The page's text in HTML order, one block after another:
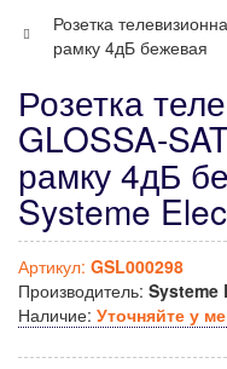
Розетка
рамку 4дБ бежевая
Розетка
GLOSSA-
рамку 4дБ
Systeme
Артикул: GSL000298
Производитель: Systeme
Наличие: Уточняйте у